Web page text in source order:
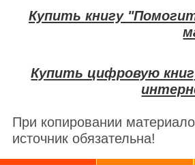
Купить книгу
Купить цифровую
При копировании
источник обязательна!